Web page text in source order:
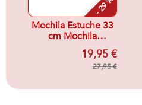
- 29 %
Mochila Estuche 33
cm Mochila
Cenicienta Estuche
Cenicienta19,95 €
27,95 €